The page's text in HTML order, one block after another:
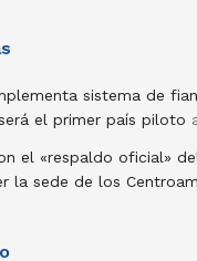
sistema de
el primer país piloto
el «respaldo oficial»
la sede de los